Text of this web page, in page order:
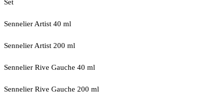
Set
Sennelier Artist 40 ml
Sennelier Artist 200 ml
Sennelier Rive Gauche 40 ml
Sennelier Rive Gauche 200 ml